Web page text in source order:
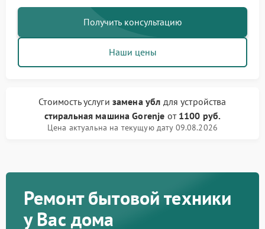
Получить консультацию
Наши цены
Стоимость услуги замена убл для устройства
стиральная машина Gorenje от 1100 руб.
Цена актуальна на текущую дату 09.08.2026
Ремонт бытовой техники
у Вас дома